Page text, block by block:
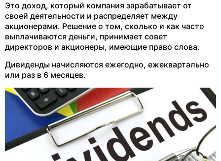
Это доход, который компания зарабатывает от
своей деятельности и распределяет между
акционерами. Решение о том, сколько и как часто
выплачиваются деньги, принимает совет
директоров и акционеры, имеющие право слова.
Дивиденды начисляются ежегодно, ежеквартально
или раз в 6 месяцев.